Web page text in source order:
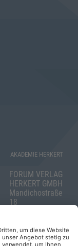
AKADEMIE HERKERT
FORUM VERLAG
HERKERT GMBH
Mandichostraße
18
Telefon: +49
(0)8233 381-123
Telefax: +49